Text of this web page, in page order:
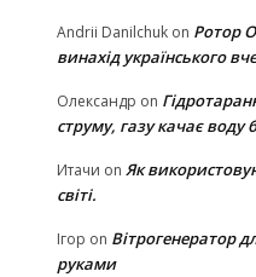
Andrii Danilchuk on Ротор
винахід українського
Олександр on
струму, газу качає воду
Итачи on Як
світі.
Ігор on Вітрогенератор
руками